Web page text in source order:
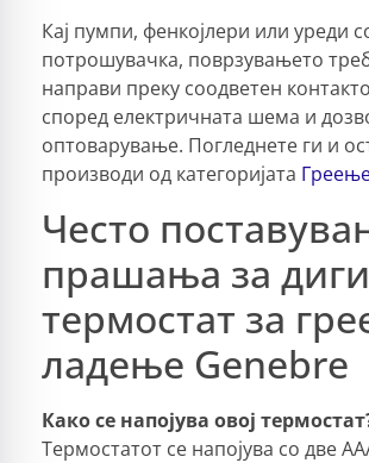
Кај пумпи, фенкојлери или уреди
потрошувачка, поврзувањето
направи преку соодветен
според електричната шема и
оптоварување. Погледнете ги и
производи од категоријата
Често
прашања за
термостат за
ладење Genebre
Како се напојува овој
Термостатот се напојува со две